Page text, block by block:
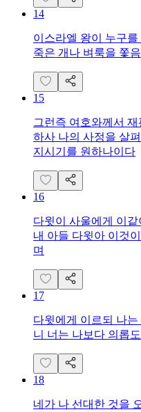
14
이스라엘 왕이 누구
죽은 개나 벼룩을 쫓
15
그런즉 여호와께서
하사 나의 사정을 살
지시기를 원하나이다
16
다윗이 사울에게 이
내 아들 다윗아 이것
며
17
다윗에게 이르되 나
니 너는 나보다 의롭
18
네가 나 선대한 것을